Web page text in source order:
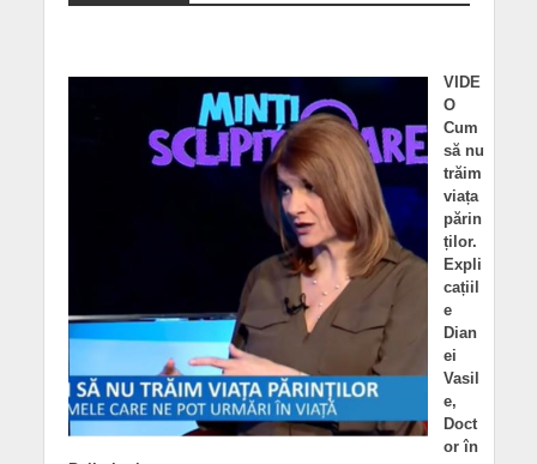
VIDE
O
Cum
să nu
trăim
viața
părin
ților.
Expli
cațiil
e
Dian
ei
Vasil
e,
Doct
or în